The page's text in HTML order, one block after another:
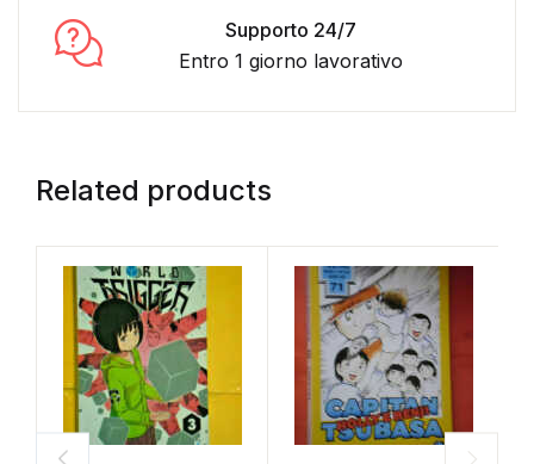
Supporto 24/7
Entro 1 giorno lavorativo
Related products